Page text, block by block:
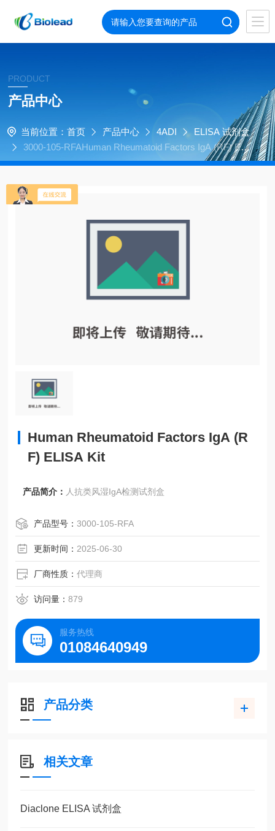
PRODUCT
产品中心
当前位置： 首页 产品中心 4ADI
ELISA 试剂盒
3000-105-RFAHuman Rheumatoid Factors IgA (RF) ELI
SA Kit
Human Rheumatoid Factors IgA (R
F) ELISA Kit
产品简介： 人抗类风湿IgA检测试剂盒
产品型号：3000-105-RFA
更新时间： 2025-06-30
厂商性质：代理商
访问量：879
服务热线
01084640949
产品分类
相关文章
Diaclone ELISA 试剂盒